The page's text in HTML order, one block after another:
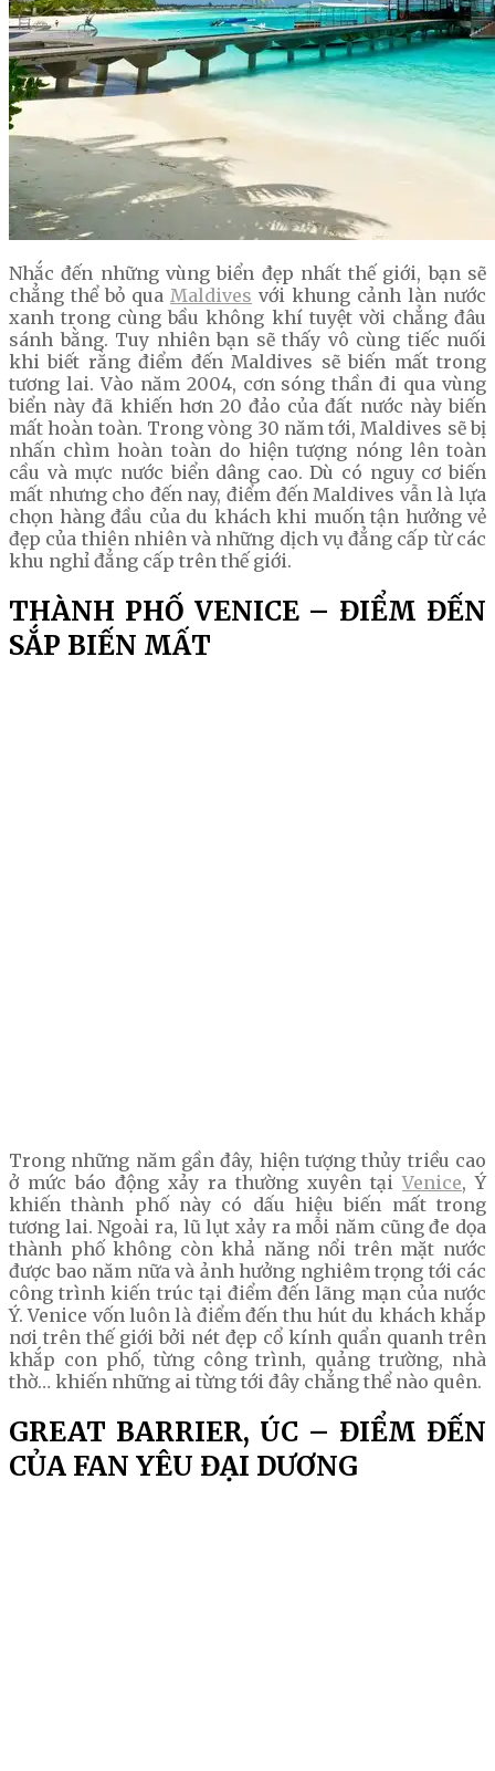
Nhắc đến những vùng biển đẹp nhất thế giới, bạn sẽ
chẳng thể bỏ qua Maldives với khung cảnh làn nước
xanh trong cùng bầu không khí tuyệt vời chẳng đâu
sánh bằng. Tuy nhiên bạn sẽ thấy vô cùng tiếc nuối
khi biết rằng điểm đến Maldives sẽ biến mất trong
tương lai. Vào năm 2004, cơn sóng thần đi qua vùng
biển này đã khiến hơn 20 đảo của đất nước này biến
mất hoàn toàn. Trong vòng 30 năm tới, Maldives sẽ bị
nhấn chìm hoàn toàn do hiện tượng nóng lên toàn
cầu và mực nước biển dâng cao. Dù có nguy cơ biến
mất nhưng cho đến nay, điểm đến Maldives vẫn là lựa
chọn hàng đầu của du khách khi muốn tận hưởng vẻ
đẹp của thiên nhiên và những dịch vụ đẳng cấp từ các
khu nghỉ đẳng cấp trên thế giới.
THÀNH PHỐ VENICE – ĐIỂM ĐẾN
SẮP BIẾN MẤT
Trong những năm gần đây, hiện tượng thủy triều cao
ở mức báo động xảy ra thường xuyên tạiVenice, Ý
khiến thành phố này có dấu hiệu biến mất trong
tương lai. Ngoài ra, lũ lụt xảy ra mỗi năm cũng đe dọa
thành phố không còn khả năng nổi trên mặt nước
được bao năm nữa và ảnh hưởng nghiêm trọng tới các
công trình kiến trúc tại điểm đến lãng mạn của nước
Ý. Venice vốn luôn là điểm đến thu hút du khách khắp
nơi trên thế giới bởi nét đẹp cổ kính quẩn quanh trên
khắp con phố, từng công trình, quảng trường, nhà
thờ… khiến những ai từng tới đây chẳng thể nào quên.
GREAT BARRIER, ÚC – ĐIỂM ĐẾN
CỦA FAN YÊU ĐẠI DƯƠNG